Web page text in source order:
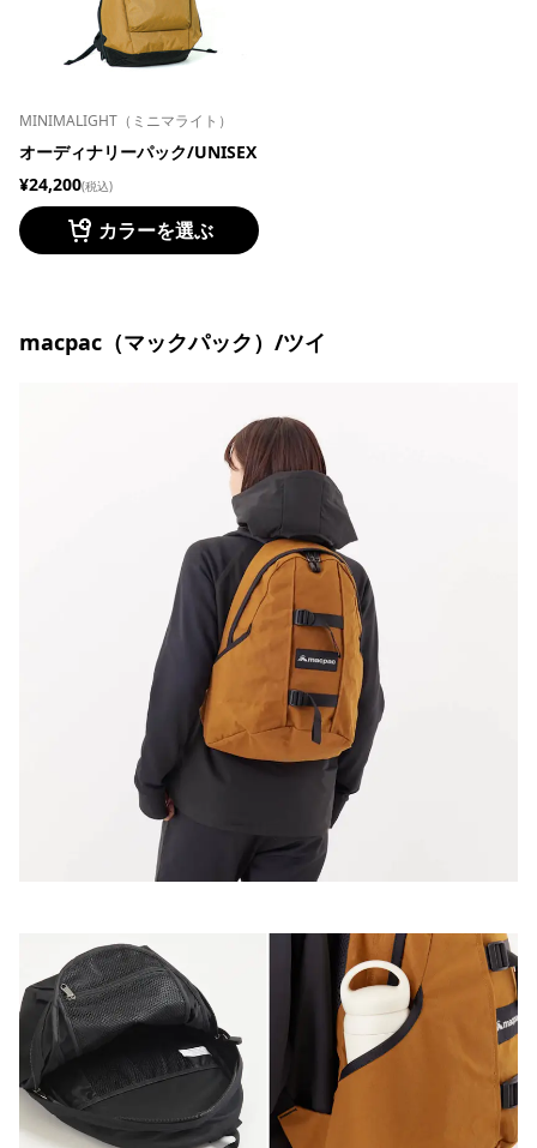
MINIMALIGHT（ミニマライト）
オーディナリーパック/UNISEX
¥24,200(税込)
カラーを選ぶ
macpac（マックパック）/ツイ